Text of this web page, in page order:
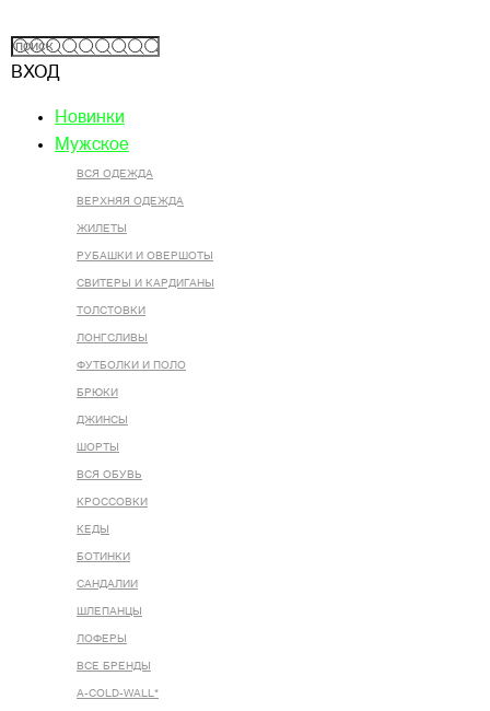
ВХОД
Новинки
Мужское
ВСЯ ОДЕЖДА
ВЕРХНЯЯ ОДЕЖДА
ЖИЛЕТЫ
РУБАШКИ И ОВЕРШОТЫ
СВИТЕРЫ И КАРДИГАНЫ
ТОЛСТОВКИ
ЛОНГСЛИВЫ
ФУТБОЛКИ И ПОЛО
БРЮКИ
ДЖИНСЫ
ШОРТЫ
ВСЯ ОБУВЬ
КРОССОВКИ
КЕДЫ
БОТИНКИ
САНДАЛИИ
ШЛЕПАНЦЫ
ЛОФЕРЫ
ВСЕ БРЕНДЫ
A-COLD-WALL*